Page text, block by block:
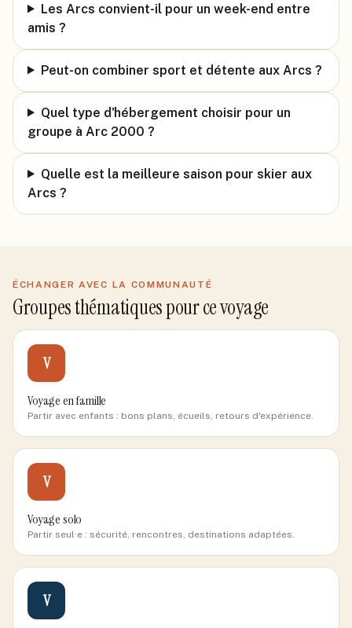
Les Arcs convient-il pour un week-end entre
amis ?
Peut-on combiner sport et détente aux Arcs ?
Quel type d'hébergement choisir pour un
groupe à Arc 2000 ?
Quelle est la meilleure saison pour skier aux
Arcs ?
ÉCHANGER AVEC LA COMMUNAUTÉ
Groupes thématiques pour ce voyage
V
Voyage en famille
Partir avec enfants : bons plans, écueils, retours d'expérience.
V
Voyage solo
Partir seul·e : sécurité, rencontres, destinations adaptées.
V